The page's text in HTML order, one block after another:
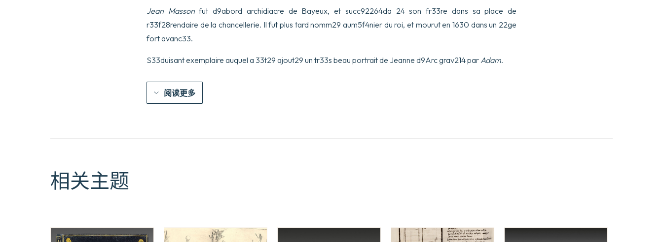
Jean Massonfut d9abord archidiacre de Bayeux, et succ92264da 24 son fr33re dans sa place de
r33f28rendaire de la chancellerie. Il fut plus tard nomm29 aum5f4nier du roi, et mourut en 1630 dans un 22ge
fort avanc33.
S33duisant exemplaire auquel a 33t29 ajout29 un tr33s beau portrait de Jeanne d9Arc grav214 parAdam.
阅读更多
相关主题